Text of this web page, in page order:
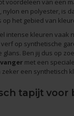
voordeleen van een
nylon en polyester, is
op het gebied van
intense kleuren vaak
op synthetische
glans. Ben jij dus op
met een
zeker een synthetisch
tapijt voor